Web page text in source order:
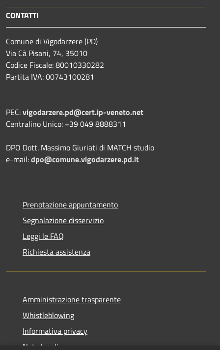
CONTATTI
Comune di Vigodarzere (PD)
Via Cà Pisani, 74, 35010
Codice Fiscale: 80010330282
Partita IVA: 00743100281
PEC:vigodarzere.pd@cert.ip-veneto.net
Centralino Unico: +39 049 8888311
DPO Dott. Massimo Giuriati di MATCH studio
e-mail:dpo@comune.vigodarzere.pd.it
Prenotazione appuntamento
Segnalazione disservizio
Leggi le FAQ
Richiesta assistenza
Amministrazione trasparente
Whistleblowing
Informativa privacy
Note legali